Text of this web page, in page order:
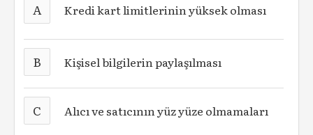
A Kredi kart limitlerinin yüksek olması
B Kişisel bilgilerin paylaşılması
C Alıcı ve satıcının yüz yüze olmamaları